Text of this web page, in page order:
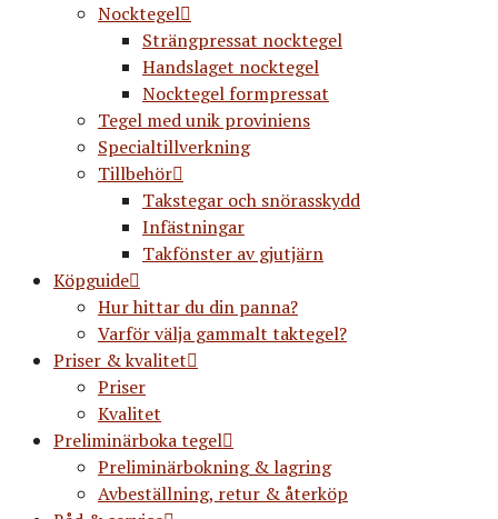
Nocktegel
Strängpressat nocktegel
Handslaget nocktegel
Nocktegel formpressat
Tegel med unik proviniens
Specialtillverkning
Tillbehör
Takstegar och snörasskydd
Infästningar
Takfönster av gjutjärn
Köpguide
Hur hittar du din panna?
Varför välja gammalt taktegel?
Priser & kvalitet
Priser
Kvalitet
Preliminärboka tegel
Preliminärbokning & lagring
Avbeställning, retur & återköp